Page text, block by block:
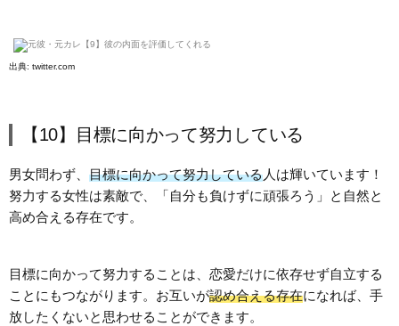
出典: twitter.com
【10】目標に向かって努力している
男女問わず、 目標に向かって努力している人は輝いています！
努力する女性は素敵で、「自分も負けずに頑張ろう」と自然と
高め合える存在です。
目標に向かって努力することは、恋愛だけに依存せず自立する
ことにもつながります。お互いが認め合える存在になれば、手
放したくないと思わせることができます。